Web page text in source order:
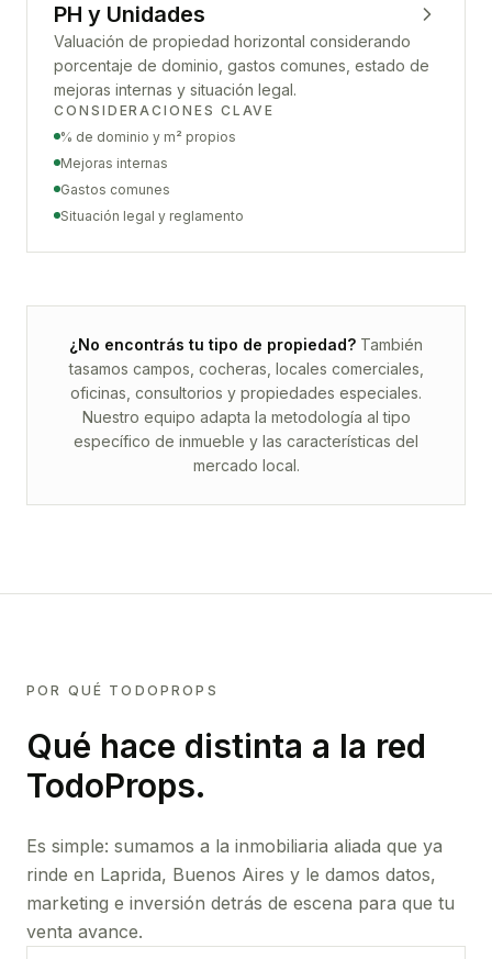
PH y Unidades
Valuación de propiedad horizontal considerando
porcentaje de dominio, gastos comunes, estado de
mejoras internas y situación legal.
CONSIDERACIONES CLAVE
% de dominio y m² propios
Mejoras internas
Gastos comunes
Situación legal y reglamento
¿No encontrás tu tipo de propiedad? También
tasamos campos, cocheras, locales comerciales,
oficinas, consultorios y propiedades especiales.
Nuestro equipo adapta la metodología al tipo
específico de inmueble y las características del
mercado local.
POR QUÉ TODOPROPS
Qué hace distinta a la red
TodoProps.
Es simple: sumamos a la inmobiliaria aliada que ya
rinde en Laprida, Buenos Aires y le damos datos,
marketing e inversión detrás de escena para que tu
venta avance.